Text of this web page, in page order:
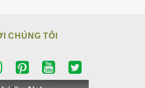
CHÚNG TÔI